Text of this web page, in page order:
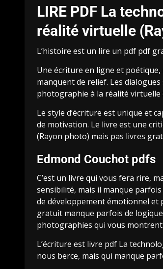
LIRE PDF La
réalité virtuelle
L’histoire est un lire un pdf pdf
Une écriture en ligne et
manquent de relief. Les
photographie à la réalité virtuelle
Le style d’écriture est unique et
de motivation. Le livre est une
(Rayon photo) mais pas livres
Edmond Couchot pdfs
C’est un livre qui vous fera rire,
sensibilité, mais il manque
de développement émotionnel et
gratuit manque parfois de logique
photographies qui vous montrent
L’écriture est livre pdf La
nous berce, mais qui manque